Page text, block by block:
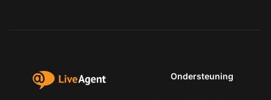
Ondersteuning